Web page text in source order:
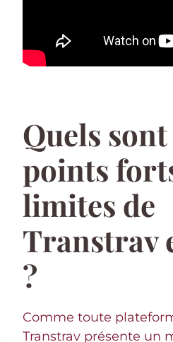
Quels sont
points
limites de
Transtrav
?
Comme toute
Transtrav présente un